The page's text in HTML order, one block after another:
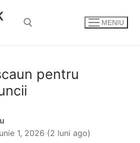
MENIU
pentru
1, 2026 (2 luni ago)